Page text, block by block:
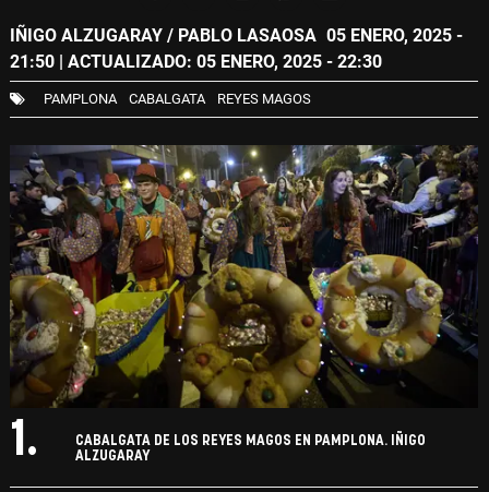
IÑIGO ALZUGARAY / PABLO LASAOSA 05 ENERO, 2025 -
21:50 | ACTUALIZADO: 05 ENERO, 2025 - 22:30
PAMPLONA CABALGATA REYES MAGOS
1.
CABALGATA DE LOS REYES MAGOS EN PAMPLONA. IÑIGO
ALZUGARAY